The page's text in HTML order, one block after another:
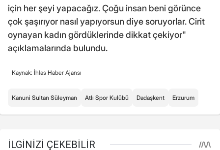
için her şeyi yapacağız. Çoğu insan beni görünce
çok şaşırıyor nasıl yapıyorsun diye soruyorlar. Cirit
oynayan kadın gördüklerinde dikkat çekiyor"
açıklamalarında bulundu.
Kaynak: İhlas Haber Ajansı
Kanuni Sultan Süleyman Atlı Spor Kulübü Dadaşkent Erzurum